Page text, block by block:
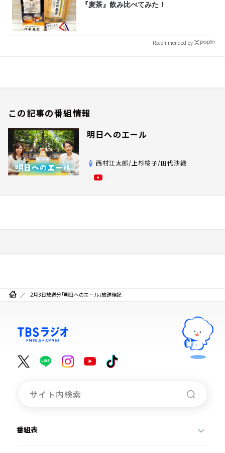
『麦茶』飲み比べてみた！
Recommended by
この記事の番組情報
明日へのエール
西村江太郎/上杉桜子/田代沙織
2月3日放送分「明日へのエール」放送後記
番組表